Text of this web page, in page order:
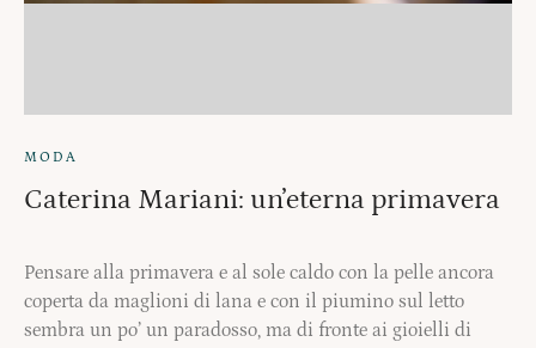
MODA
Caterina Mariani: un’eterna primavera
Pensare alla primavera e al sole caldo con la pelle ancora
coperta da maglioni di lana e con il piumino sul letto
sembra un po’ un paradosso, ma di fronte ai gioielli di